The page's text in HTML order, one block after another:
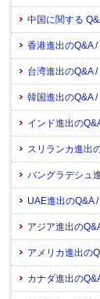
中国に関する
香港進出のQ&A /
台湾進出のQ&A /
韓国進出のQ&A /
インド進出の
スリランカ進出
バングラデシュ
UAE進出のQ&A
アジア進出の
アメリカ進出の
カナダ進出の